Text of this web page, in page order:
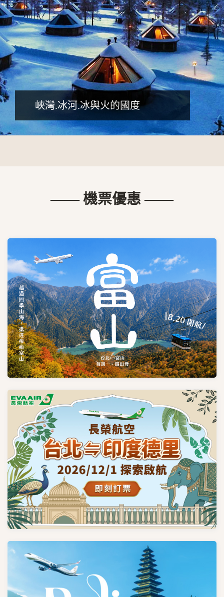
峽灣.冰河.冰與火的國度
—— 機票優惠 ——